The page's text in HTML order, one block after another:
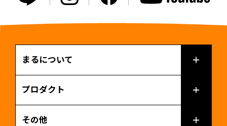
まるについて
プロダクト
その他